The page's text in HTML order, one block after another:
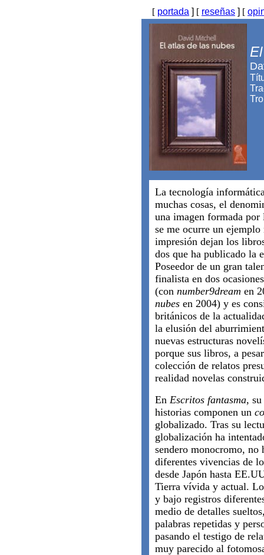
[ portada ] [ reseñas ] [
La tecnología
muchas cosas, el
una imagen formada por
se me ocurre un
impresión dejan los
dos que ha publicado la
Poseedor de un gran
finalista en dos
(con number9dream en
nubes en 2004) y es
británicos de la
la elusión del
nuevas estructuras
porque sus libros, a
colección de relatos
realidad novelas
En Escritos fantasma,
historias componen un
globalizado. Tras su
globalización ha
sendero monocromo, no
diferentes vivencias de
desde Japón hasta
Tierra vívida y actual.
y bajo registros
medio de detalles
palabras repetidas y
pasando el testigo de
muy parecido al